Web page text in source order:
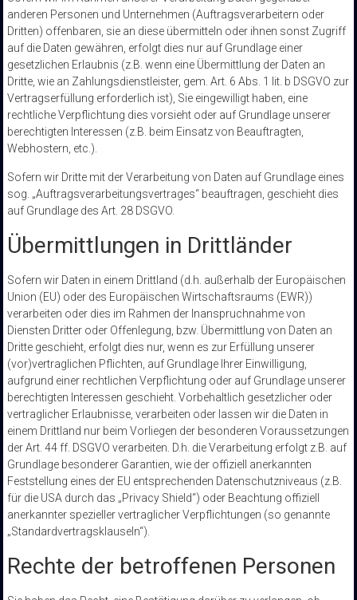
anderen Personen und Unternehmen (Auftragsverarbeitern oder
Dritten) offenbaren, sie an diese übermitteln oder ihnen sonst Zugriff
auf die Daten gewähren, erfolgt dies nur auf Grundlage einer
gesetzlichen Erlaubnis (z.B. wenn eine Übermittlung der Daten an
Dritte, wie an Zahlungsdienstleister, gem. Art. 6 Abs. 1 lit. b DSGVO zur
Vertragserfüllung erforderlich ist), Sie eingewilligt haben, eine
rechtliche Verpflichtung dies vorsieht oder auf Grundlage unserer
berechtigten Interessen (z.B. beim Einsatz von Beauftragten,
Webhostern, etc.).
Sofern wir Dritte mit der Verarbeitung von Daten auf Grundlage eines
sog. „Auftragsverarbeitungsvertrages“ beauftragen, geschieht dies
auf Grundlage des Art. 28 DSGVO.
Übermittlungen in Drittländer
Sofern wir Daten in einem Drittland (d.h. außerhalb der Europäischen
Union (EU) oder des Europäischen Wirtschaftsraums (EWR))
verarbeiten oder dies im Rahmen der Inanspruchnahme von
Diensten Dritter oder Offenlegung, bzw. Übermittlung von Daten an
Dritte geschieht, erfolgt dies nur, wenn es zur Erfüllung unserer
(vor)vertraglichen Pflichten, auf Grundlage Ihrer Einwilligung,
aufgrund einer rechtlichen Verpflichtung oder auf Grundlage unserer
berechtigten Interessen geschieht. Vorbehaltlich gesetzlicher oder
vertraglicher Erlaubnisse, verarbeiten oder lassen wir die Daten in
einem Drittland nur beim Vorliegen der besonderen Voraussetzungen
der Art. 44 ff. DSGVO verarbeiten. D.h. die Verarbeitung erfolgt z.B. auf
Grundlage besonderer Garantien, wie der offiziell anerkannten
Feststellung eines der EU entsprechenden Datenschutzniveaus (z.B.
für die USA durch das „Privacy Shield“) oder Beachtung offiziell
anerkannter spezieller vertraglicher Verpflichtungen (so genannte
„Standardvertragsklauseln“).
Rechte der betroffenen Personen